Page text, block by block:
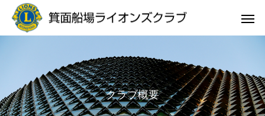
クラブ概要